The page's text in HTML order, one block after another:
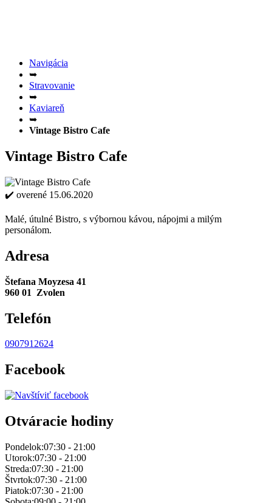
Navigácia
➥
Stravovanie
➥
Kaviareň
➥
Vintage Bistro Cafe
Vintage Bistro Cafe
✔️ overené 15.06.2020
Malé, útulné Bistro, s výbornou kávou, nápojmi a milým
personálom.
Adresa
Štefana Moyzesa 41
960 01 Zvolen
Telefón
0907912624
Facebook
Otváracie hodiny
Pondelok:07:30 - 21:00
Utorok:07:30 - 21:00
Streda:07:30 - 21:00
Štvrtok:07:30 - 21:00
Piatok:07:30 - 21:00